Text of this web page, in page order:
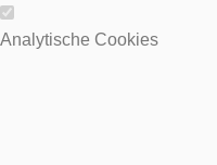
Wesentliche Cookies
Analytische Cookies